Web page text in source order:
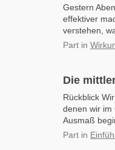
Gestern
effektiver
verstehen,
Part in
Die
Rückblick
denen wir im
Ausmaß
Part in